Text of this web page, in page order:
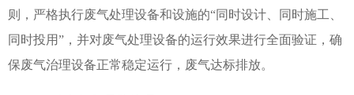
则，严格执行废气处理设备和设施的“同时设计、同时施工、
同时投用”，并对废气处理设备的运行效果进行全面验证，确
保废气治理设备正常稳定运行，废气达标排放。